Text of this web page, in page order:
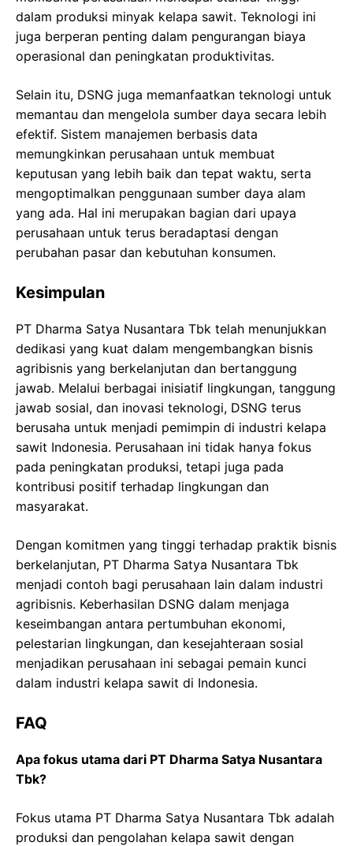
dalam produksi minyak kelapa sawit. Teknologi ini
juga berperan penting dalam pengurangan biaya
operasional dan peningkatan produktivitas.
Selain itu, DSNG juga memanfaatkan teknologi untuk
memantau dan mengelola sumber daya secara lebih
efektif. Sistem manajemen berbasis data
memungkinkan perusahaan untuk membuat
keputusan yang lebih baik dan tepat waktu, serta
mengoptimalkan penggunaan sumber daya alam
yang ada. Hal ini merupakan bagian dari upaya
perusahaan untuk terus beradaptasi dengan
perubahan pasar dan kebutuhan konsumen.
Kesimpulan
PT Dharma Satya Nusantara Tbk telah menunjukkan
dedikasi yang kuat dalam mengembangkan bisnis
agribisnis yang berkelanjutan dan bertanggung
jawab. Melalui berbagai inisiatif lingkungan, tanggung
jawab sosial, dan inovasi teknologi, DSNG terus
berusaha untuk menjadi pemimpin di industri kelapa
sawit Indonesia. Perusahaan ini tidak hanya fokus
pada peningkatan produksi, tetapi juga pada
kontribusi positif terhadap lingkungan dan
masyarakat.
Dengan komitmen yang tinggi terhadap praktik bisnis
berkelanjutan, PT Dharma Satya Nusantara Tbk
menjadi contoh bagi perusahaan lain dalam industri
agribisnis. Keberhasilan DSNG dalam menjaga
keseimbangan antara pertumbuhan ekonomi,
pelestarian lingkungan, dan kesejahteraan sosial
menjadikan perusahaan ini sebagai pemain kunci
dalam industri kelapa sawit di Indonesia.
FAQ
Apa fokus utama dari PT Dharma Satya Nusantara
Tbk?
Fokus utama PT Dharma Satya Nusantara Tbk adalah
produksi dan pengolahan kelapa sawit dengan